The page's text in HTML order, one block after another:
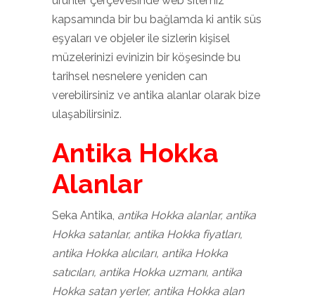
kapsamında bir bu bağlamda ki antik süs
eşyaları ve objeler ile sizlerin kişisel
müzelerinizi evinizin bir köşesinde bu
tarihsel nesnelere yeniden can
verebilirsiniz ve antika alanlar olarak bize
ulaşabilirsiniz.
Antika Hokka
Alanlar
Seka Antika, antika Hokka alanlar, antika
Hokka satanlar, antika Hokka fiyatları,
antika Hokka alıcıları, antika Hokka
satıcıları, antika Hokka uzmanı, antika
Hokka satan yerler, antika Hokka alan